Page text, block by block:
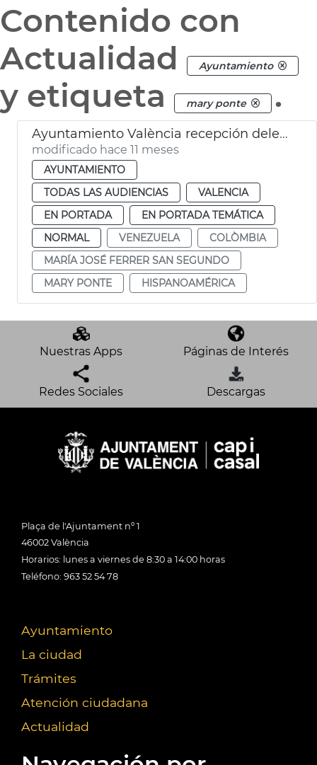
Contenido con
Actualidad
Ayuntamiento
y etiqueta mary ponte .
Ayuntamiento València recepción delegada Hispanidad Consell
modificado hace 11 meses
AYUNTAMIENTO
TODAS LAS AUDIENCIAS
VALENCIA
EN PORTADA
EN PORTADA TEMÁTICA
NORMAL
VENEZUELA
COLÒMBIA
MARÍA JOSÉ FERRER SAN SEGUNDO
MARY PONTE
HISPANOAMÉRICA
Nuestras Apps Páginas de Interés
Redes Sociales Descargas
Plaça de l'Ajuntament nº 1
46002 València
Horarios: lunes a viernes de 8:30 a 14:00 horas
Teléfono: 963 52 54 78
Ayuntamiento
La ciudad
Trámites
Atención ciudadana
Actualidad